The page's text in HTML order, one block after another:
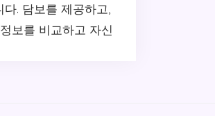
. 담보를 제공하고,
보를 비교하고 자신